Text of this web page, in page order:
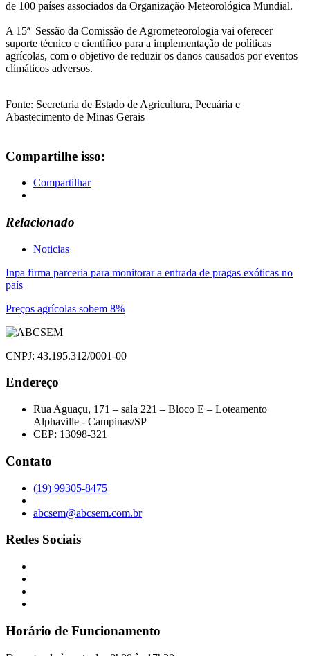
de 100 países associados da Organização Meteorológica Mundial.
A 15ª Sessão da Comissão de Agrometeorologia vai oferecer
suporte técnico e científico para a implementação de políticas
agrícolas, com o objetivo de reduzir os danos causados por eventos
climáticos adversos.
Fonte: Secretaria de Estado de Agricultura, Pecuária e
Abastecimento de Minas Gerais
Compartilhe isso:
Compartilhar
Relacionado
Noticias
Navegação
de
Post
Inpa firma parceria para monitorar a entrada de pragas exóticas no
país
Preços agrícolas sobem 8%
CNPJ: 43.195.312/0001-00
Endereço
Rua Aguaçu, 171 – sala 221 – Bloco E – Loteamento
Alphaville - Campinas/SP
CEP: 13098-321
Contato
(19) 99305-8475
abcsem@abcsem.com.br
Redes Sociais
Horário de Funcionamento